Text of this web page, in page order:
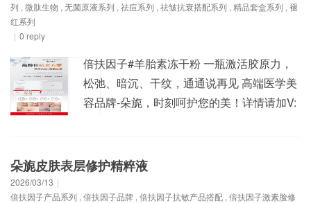
列 , 微肽生物 , 无菌原液系列 , 祛痘系列 , 祛皱抗衰搭配系列 , 精品套盒系列 , 褪
红系列
| 0 reply
倍扶因子#羊胎素冻干粉 一瓶激活胶原力，
松弛、暗沉、干纹，通通说再见 高端医学美
容品牌-朵旎，时刻呵护您的美！详情请加V:
朵旎皮肤表层修护精粹液
2026/03/13 |
倍扶因子产品系列 , 倍扶因子品牌 , 倍扶因子抗敏产品搭配 , 倍扶因子激素脸修